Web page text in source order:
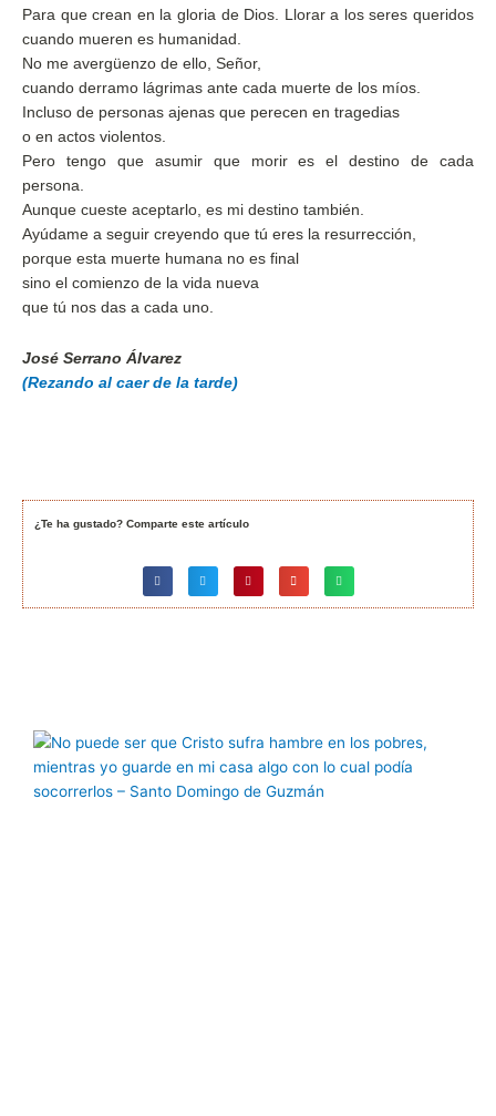
Para que crean en la gloria de Dios. Llorar a los seres queridos
cuando mueren es humanidad.
No me avergüenzo de ello, Señor,
cuando derramo lágrimas ante cada muerte de los míos.
Incluso de personas ajenas que perecen en tragedias
o en actos violentos.
Pero tengo que asumir que morir es el destino de cada
persona.
Aunque cueste aceptarlo, es mi destino también.
Ayúdame a seguir creyendo que tú eres la resurrección,
porque esta muerte humana no es final
sino el comienzo de la vida nueva
que tú nos das a cada uno.
José Serrano Álvarez
(Rezando al caer de la tarde)
¿Te ha gustado? Comparte este artículo
PáginaPáginaPáginaPáginaPágina